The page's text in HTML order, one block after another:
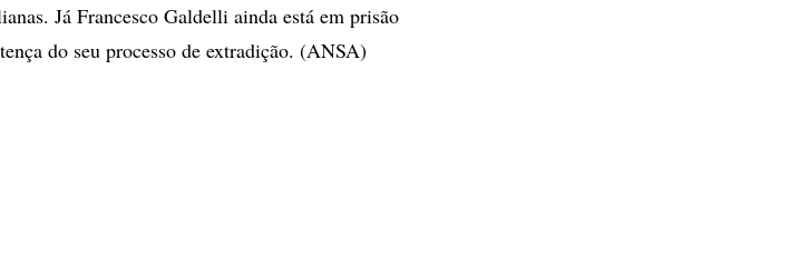
Já Francesco Galdelli ainda está em prisão
do seu processo de extradição. (ANSA)